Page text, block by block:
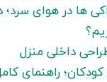
ها در هوای سرد؛
داخلی منزل
کودکان؛ راهنمای